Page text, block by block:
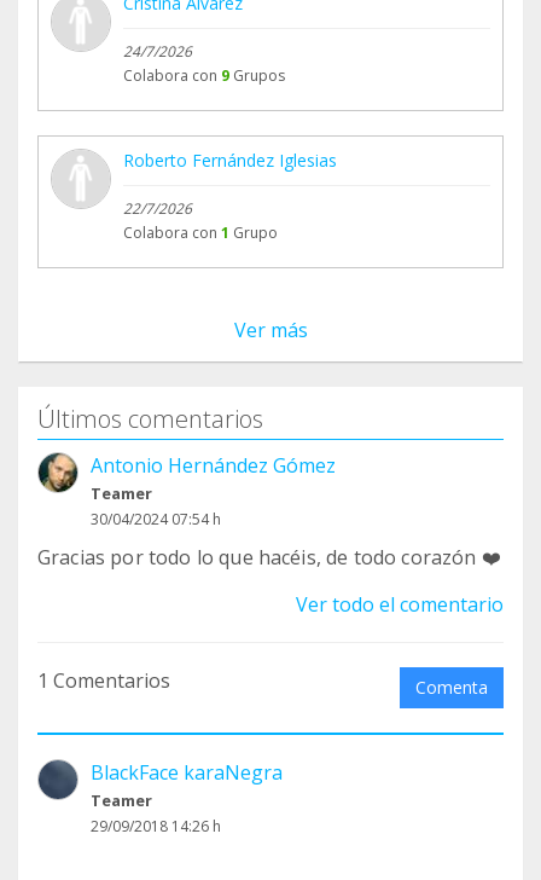
24/7/2026
Colabora con 9 Grupos
Roberto Fernández Iglesias
22/7/2026
Colabora con 1 Grupo
Ver más
Últimos comentarios
Antonio Hernández Gómez
Teamer
30/04/2024 07:54 h
Gracias por todo lo que hacéis, de todo corazón ❤️
Ver todo el comentario
1 Comentarios Comenta
BlackFace karaNegra
Teamer
29/09/2018 14:26 h